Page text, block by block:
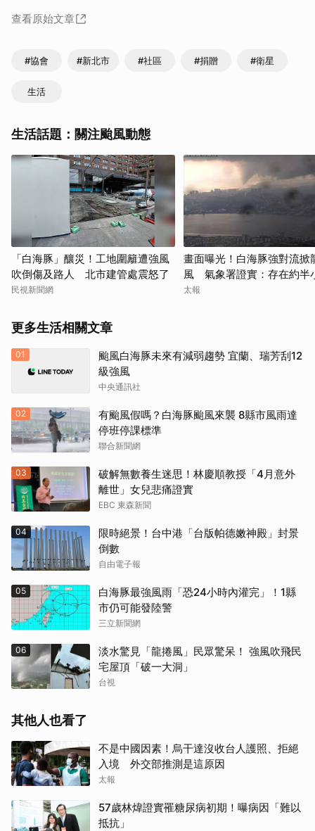
查看原始文章
#協會 #新北市 #社區 #捐贈 #衛星
生活
生活話題：關注颱風動態
「白海豚」釀災！工地圍籬遭強風
吹倒傷及路人 北市建管處震怒了
民視新聞網
畫面曝光！白海豚強對流掀
風 氣象署證實：存在約半
太報
更多生活相關文章
01
颱風白海豚未來有減弱趨勢 宜蘭、瑞芳刮12
級強風
中央通訊社
02
有颱風假嗎？白海豚颱風來襲 8縣市風雨達
停班停課標準
聯合新聞網
03
破解無數養生迷思！林慶順教授「4月意外
離世」女兒悲痛證實
EBC 東森新聞
04
限時絕景！台中港「台版帕德嫩神殿」封景
倒數
自由電子報
05
白海豚最強風雨「恐24小時內灌完」！1縣
市仍可能發陸警
三立新聞網
06
淡水驚見「龍捲風」民眾驚呆！ 強風吹飛民
宅屋頂「破一大洞」
台視
其他人也看了
不是中國因素！烏干達沒收台人護照、拒絕
入境 外交部推測是這原因
太報
57歲林煒證實罹糖尿病初期！曝病因「難以
抵抗」